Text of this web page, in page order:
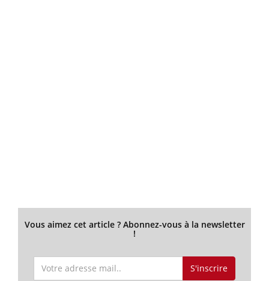
Vous aimez cet article ? Abonnez-vous à la newsletter
!
S'inscrire